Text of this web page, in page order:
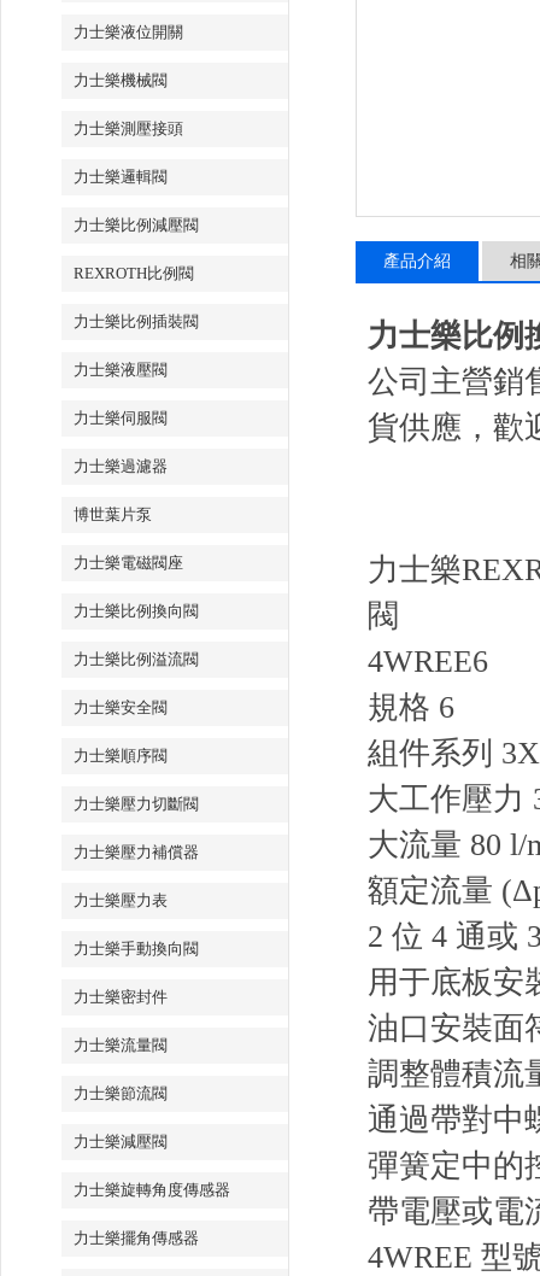
力士樂液位開關
力士樂機械閥
力士樂測壓接頭
力士樂邏輯閥
力士樂比例減壓閥
REXROTH比例閥
力士樂比例插裝閥
力士樂液壓閥
力士樂伺服閥
力士樂過濾器
博世葉片泵
力士樂電磁閥座
力士樂比例換向閥
力士樂比例溢流閥
力士樂安全閥
力士樂順序閥
力士樂壓力切斷閥
力士樂壓力補償器
力士樂壓力表
力士樂手動換向閥
力士樂密封件
力士樂流量閥
力士樂節流閥
力士樂減壓閥
力士樂旋轉角度傳感器
力士樂擺角傳感器
產品介紹 相
力士樂比例
公司主營銷
貨供應，歡
力士樂
閥
4WREE6
規格 6
組件系列 3X
大工作壓力
大流量 80 l/
額定流量
2 位 4 通或
用于底板安
油口安裝面
調整體積流
通過帶對中
彈簧定中的
帶電壓或電
4WREE 型